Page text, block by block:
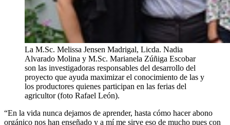
La M.Sc. Melissa Jensen Madrigal, Licda. Nadia
Alvarado Molina y M.Sc. Marianela Zúñiga Escobar
son las investigadoras responsables del desarrollo del
proyecto que ayuda maximizar el conocimiento de las y
los productores quienes participan en las ferias del
agricultor (foto Rafael León).
“En la vida nunca dejamos de aprender, hasta cómo hacer abono
orgánico nos han enseñado y a mí me sirve eso de mucho pues con